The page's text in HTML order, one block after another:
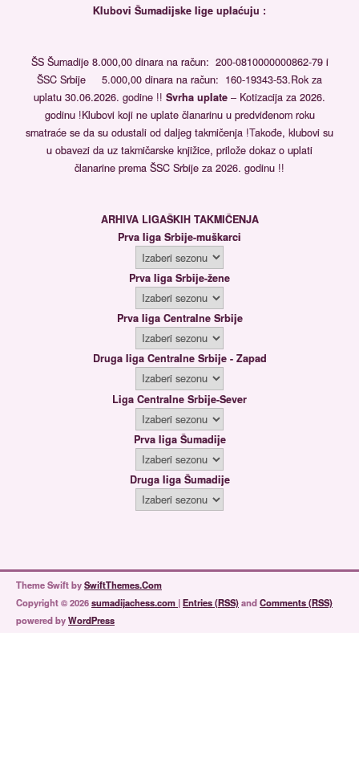
Klubovi Šumadijske lige uplaćuju :
ŠS Šumadije 8.000,00 dinara na račun: 200-0810000000862-79 i
ŠSC Srbije 5.000,00 dinara na račun: 160-19343-53.Rok za
uplatu 30.06.2026. godine !! Svrha uplate – Kotizacija za 2026.
godinu !Klubovi koji ne uplate članarinu u predviđenom roku
smatraće se da su odustali od daljeg takmičenja !Takođe, klubovi su
u obavezi da uz takmičarske knjižice, prilože dokaz o uplati
članarine prema ŠSC Srbije za 2026. godinu !!
ARHIVA LIGAŠKIH TAKMIČENJA
Prva liga Srbije-muškarci
Prva liga Srbije-žene
Prva liga Centralne Srbije
Druga liga Centralne Srbije - Zapad
Liga Centralne Srbije-Sever
Prva liga Šumadije
Druga liga Šumadije
Theme Swift bySwiftThemes.Com
Copyright © 2026sumadijachess.com |Entries (RSS)andComments (RSS)
powered byWordPress